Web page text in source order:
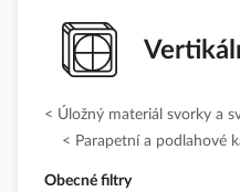
Úložný materiál svorky a
Parapetní a podlahové
Obecné filtry